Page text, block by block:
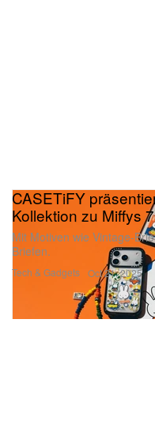
Tech & Gadgets
CASETiFY
Kollektion zu Miffys
Mit Motiven wie Vintage-
Briefen.
Oct 21, 2025